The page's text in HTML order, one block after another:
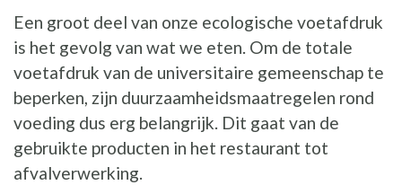
Een groot deel van onze ecologische voetafdruk
is het gevolg van wat we eten. Om de totale
voetafdruk van de universitaire gemeenschap te
beperken, zijn duurzaamheidsmaatregelen rond
voeding dus erg belangrijk. Dit gaat van de
gebruikte producten in het restaurant tot
afvalverwerking.